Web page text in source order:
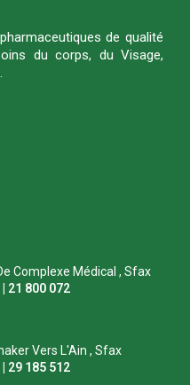
de qualité
du corps, du Visage,
Complexe Médical , Sfax
21 800 072
Vers L'Ain , Sfax
29 185 512